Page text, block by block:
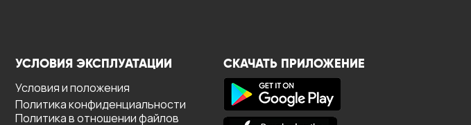
УСЛОВИЯ ЭКСПЛУАТАЦИИ
Условия и положения
Политика конфиденциальности
Политика в отношении файлов
СКАЧАТЬ ПРИЛОЖЕНИЕ